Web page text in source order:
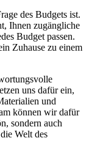
des Budgets ist.
Ihnen zugängliche
Budget passen.
Zuhause zu einem
uns dafür ein,
und
können wir dafür
sondern auch
Welt des